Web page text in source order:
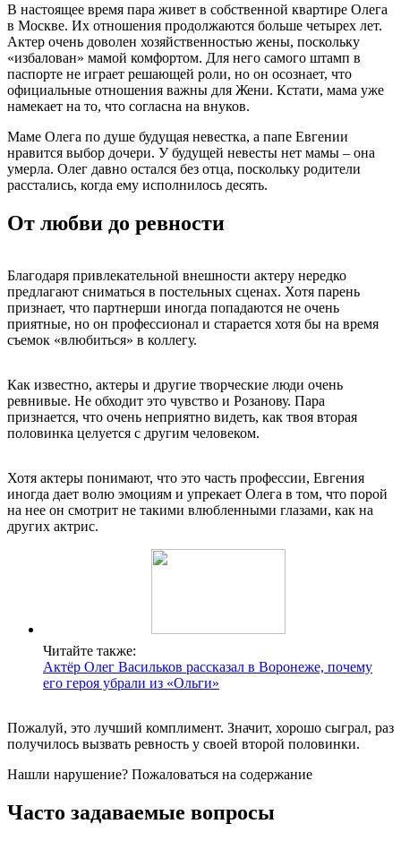
В настоящее время пара живет в собственной квартире Олега
в Москве. Их отношения продолжаются больше четырех лет.
Актер очень доволен хозяйственностью жены, поскольку
«избалован» мамой комфортом. Для него самого штамп в
паспорте не играет решающей роли, но он осознает, что
официальные отношения важны для Жени. Кстати, мама уже
намекает на то, что согласна на внуков.
Маме Олега по душе будущая невестка, а папе Евгении
нравится выбор дочери. У будущей невесты нет мамы – она
умерла. Олег давно остался без отца, поскольку родители
расстались, когда ему исполнилось десять.
От любви до ревности
Благодаря привлекательной внешности актеру нередко
предлагают сниматься в постельных сценах. Хотя парень
признает, что партнерши иногда попадаются не очень
приятные, но он профессионал и старается хотя бы на время
съемок «влюбиться» в коллегу.
Как известно, актеры и другие творческие люди очень
ревнивые. Не обходит это чувство и Розанову. Пара
признается, что очень неприятно видеть, как твоя вторая
половинка целуется с другим человеком.
Хотя актеры понимают, что это часть профессии, Евгения
иногда дает волю эмоциям и упрекает Олега в том, что порой
на нее он смотрит не такими влюбленными глазами, как на
других актрис.
Читайте также:
Актёр Олег Васильков рассказал в Воронеже, почему
его героя убрали из «Ольги»
Пожалуй, это лучший комплимент. Значит, хорошо сыграл, раз
получилось вызвать ревность у своей второй половинки.
Нашли нарушение? Пожаловаться на содержание
Часто задаваемые вопросы